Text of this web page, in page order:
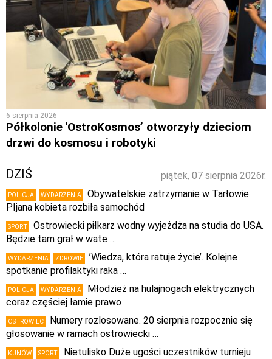
6 sierpnia 2026
Półkolonie 'OstroKosmos’ otworzyły dzieciom
drzwi do kosmosu i robotyki
piątek, 07 sierpnia 2026r.
DZIŚ
POLICJA WYDARZENIA
Obywatelskie zatrzymanie w Tarłowie.
PIjana kobieta rozbiła samochód
SPORT
Ostrowiecki piłkarz wodny wyjeżdża na studia do USA.
Będzie tam grał w wate …
WYDARZENIA ZDROWIE
’Wiedza, która ratuje życie’. Kolejne
spotkanie profilaktyki raka …
POLICJA WYDARZENIA
Młodzież na hulajnogach elektrycznych
coraz częściej łamie prawo
OSTROWIEC
Numery rozlosowane. 20 sierpnia rozpocznie się
głosowanie w ramach ostrowiecki …
KUNÓW SPORT
Nietulisko Duże ugości uczestników turnieju